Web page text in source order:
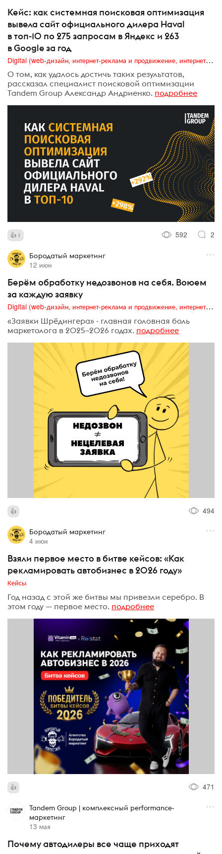
Кейс: как системная поисковая оптимизация
вывела сайт официального дилера Haval
в топ-10 по 275 запросам в Яндекс и 263
в Google за год
Digital (web-дизайн, интернет-реклама и продвижение, интернет-сообщества и блоги, интернет-коммуникации, мобильный маркетинг, реклама на цифровых экранах)
О том, как удалось достичь таких результатов,
рассказал специалист поисковой оптимизации
Tandem Group Александр Андриенко. подробнее
1 592 2
Бородатый маркетинг
12 июн
Берём обработку недозвонов на себя. Воюем
за каждую заявку
Digital (web-дизайн, интернет-реклама и продвижение, интернет-сообщества и блоги, интернет-коммуникации, мобильный маркетинг, реклама на цифровых экранах)
«Заявки Шрёдингера» - главная головная боль
маркетолога в 2025–2026 годах. подробнее
494
Бородатый маркетинг
4 июн
Взяли первое место в битве кейсов: «Как
рекламировать автобизнес в 2026 году»
Кейсы
Год назад с этой же битвы мы привезли серебро. В
этом году — первое место. подробнее
471
Tandem Group | комплексный performance-
маркетинг
13 мая
Почему автодилеры все чаще приходят